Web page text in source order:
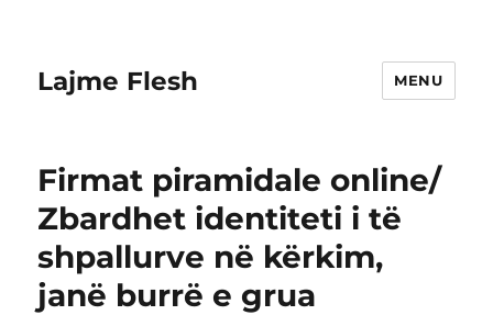
Lajme Flesh MENU
Firmat piramidale online/
Zbardhet identiteti i të
shpallurve në kërkim,
janë burrë e grua